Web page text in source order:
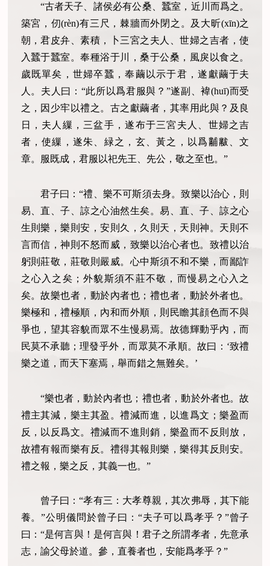
“古者天子、諸侯必有公桑、蠶室，近川而爲之。
築宮，仞(rèn)有三尺，棘牆而外閉之。及大昕(xīn)之
朝，君皮弁、素積，卜三宮之夫人、世婦之吉者，使
入蠶于蠶室。奉種浴于川，桑于公桑，風戾以食之。
歲既單矣，世婦卒蠶，奉繭以示于君，遂獻繭于夫
人。夫人曰：“此所以爲君服與？”遂副、褘(huī)而受
之，因少牢以禮之。古之獻繭者，其率用此與？及良
日，夫人繅，三盆手，遂布于三宮夫人、世婦之吉
者，使繅，遂朱、緑之，玄、黃之，以爲黼黻、文
章。服既成，君服以祀先王、先公，敬之至也。”
君子曰：“禮、樂不可斯須去身。致樂以治心，則
易、直、子、諒之心油然生矣。易、直、子、諒之心
生則樂，樂則安，安則久，久則天，天則神。天則不
言而信，神則不怒而威，致樂以治心者也。致禮以治
躬則莊敬，莊敬則嚴威。心中斯須不和不樂，而鄙詐
之心入之矣；外貌斯須不莊不敬，而慢易之心入之
矣。故樂也者，動於內者也；禮也者，動於外者也。
樂極和，禮極順，內和而外順，則民瞻其顔色而不與
爭也，望其容貌而眾不生慢易焉。故德輝動乎內，而
民莫不承聽；理發乎外，而眾莫不承順。故曰：‘致禮
樂之道，而天下塞焉，舉而錯之無難矣。’
“樂也者，動於內者也；禮也者，動於外者也。故
禮主其減，樂主其盈。禮減而進，以進爲文；樂盈而
反，以反爲文。禮減而不進則銷，樂盈而不反則放，
故禮有報而樂有反。禮得其報則樂，樂得其反則安。
禮之報，樂之反，其義一也。”
曾子曰：“孝有三：大孝尊親，其次弗辱，其下能
養。”公明儀問於曾子曰：“夫子可以爲孝乎？”曾子
曰：“是何言與！是何言與！君子之所謂孝者，先意承
志，諭父母於道。參，直養者也，安能爲孝乎？”